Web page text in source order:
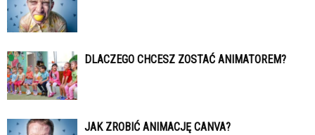
DLACZEGO CHCESZ ZOSTAĆ ANIMATOREM?
JAK ZROBIĆ ANIMACJĘ CANVA?